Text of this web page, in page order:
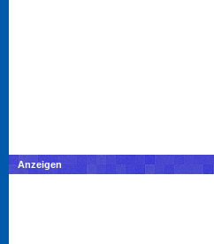
Anzeigen